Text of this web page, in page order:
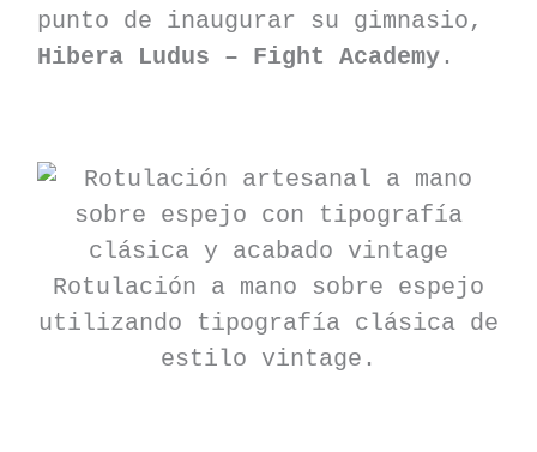
punto de inaugurar su gimnasio,
Hibera Ludus – Fight Academy.
Rotulación a mano sobre espejo
utilizando tipografía clásica de
estilo vintage.